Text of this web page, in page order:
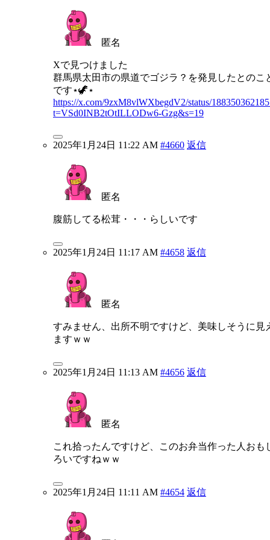
匿名
Xで見つけました
群馬県太田市の県道でゴジラ？を発見したとのこ
です⋆🦖⋆
https://x.com/9zxM8vlWXbegdV2/status/
t=VSd0INB2tOtILLODw6-Gzg&s=19
2025年1月24日 11:22 AM #4660 返信
匿名
腹筋してる松茸・・・らしいです
2025年1月24日 11:17 AM #4658 返信
匿名
すみません、出所不明ですけど、美味しそうに見
ますｗｗ
2025年1月24日 11:13 AM #4656 返信
匿名
これ拾ったんですけど、このお弁当作った人おも
ろいですねｗｗ
2025年1月24日 11:11 AM #4654 返信